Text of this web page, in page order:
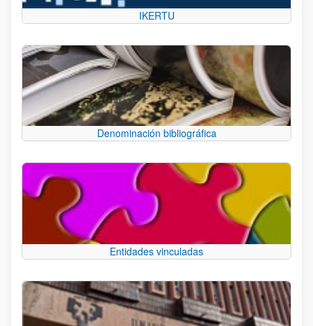
IKERTU
Denominación bibliográfica
Entidades vinculadas